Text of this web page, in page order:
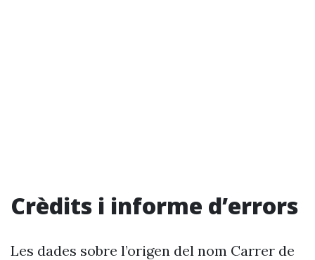
Crèdits i informe d’errors
Les dades sobre l’origen del nom Carrer de